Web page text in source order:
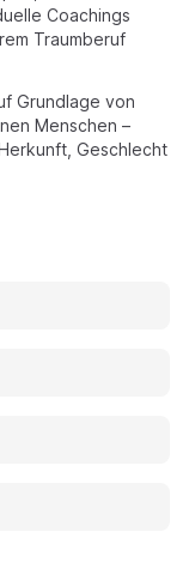
Coachings
Traumberuf
Grundlage von
Menschen –
Geschlecht